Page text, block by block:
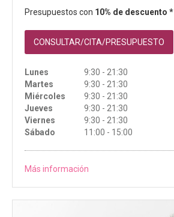
Presupuestos con 10% de descuento *
CONSULTAR/CITA/PRESUPUESTO
Lunes
9:30 - 21:30
Martes
9:30 - 21:30
Miércoles
9:30 - 21:30
Jueves
9:30 - 21:30
Viernes
9:30 - 21:30
Sábado
11:00 - 15:00
Más información